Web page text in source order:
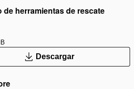
de herramientas de rescate
Descargar